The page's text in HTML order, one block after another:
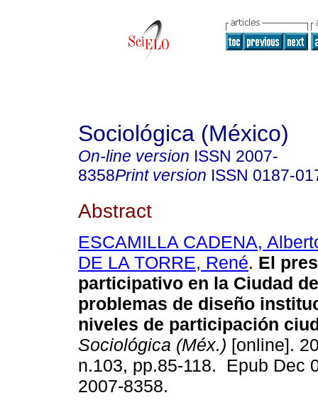
Sociológica (México)
On-line version ISSN 2007-
8358Print version ISSN 0187-
Abstract
ESCAMILLA CADENA,
DE LA TORRE, René. El
participativo en la Ciudad
problemas de diseño
niveles de participación
Sociológica (Méx.) [online].
n.103, pp.85-118. Epub Dec
2007-8358.